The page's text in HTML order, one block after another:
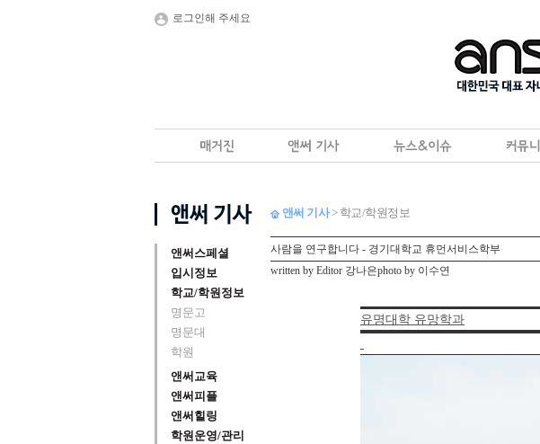
로그인해 주세요
앤써스페셜
입시정보
학교/학원정보
명문고
명문대
학원
앤써교육
앤써피플
앤써힐링
학원운영/관리
앤써 기사> 학교/학원정보
사람을 연구합니다 - 경기대학교 휴먼서비스학부
written by Editor 강나은photo by 이수연
유명대학 유망학과